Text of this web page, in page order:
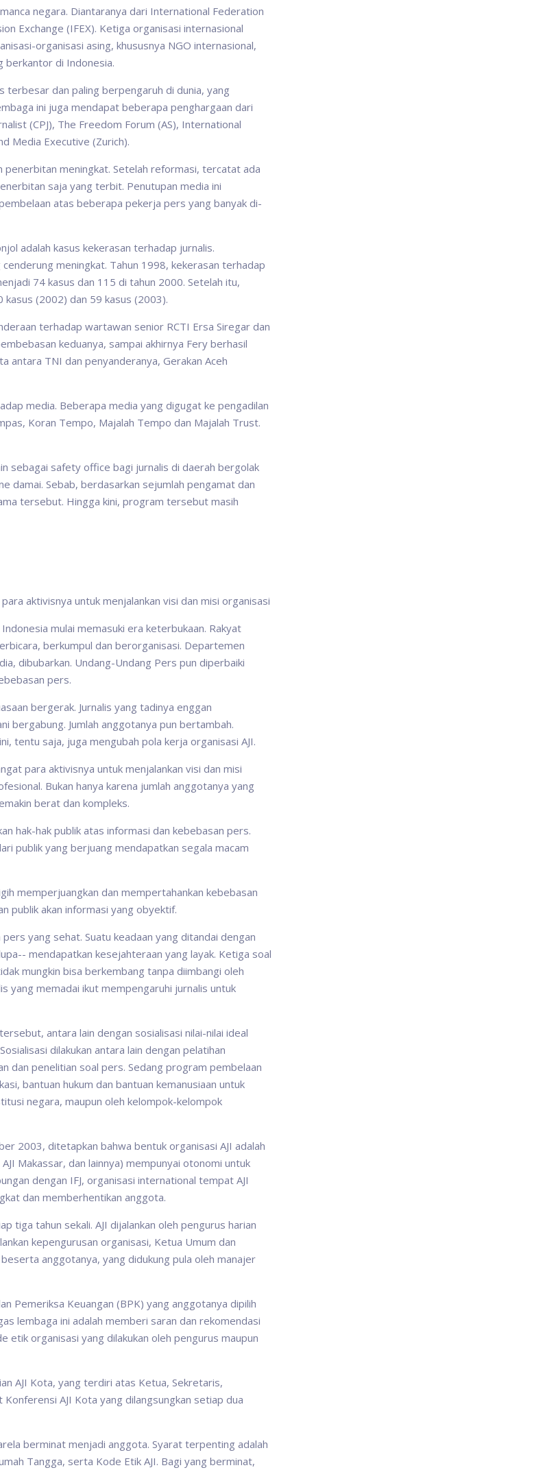
negara. Diantaranya dari International Federation
Exchange (IFEX). Ketiga organisasi internasional
organisasi asing, khususnya NGO internasional,
berkantor di Indonesia.
terbesar dan paling berpengaruh di dunia, yang
ini juga mendapat beberapa penghargaan dari
(CPJ), The Freedom Forum (AS), International
Media Executive (Zurich).
penerbitan meningkat. Setelah reformasi, tercatat ada
saja yang terbit. Penutupan media ini
atas beberapa pekerja pers yang banyak di-
adalah kasus kekerasan terhadap jurnalis.
meningkat. Tahun 1998, kekerasan terhadap
74 kasus dan 115 di tahun 2000. Setelah itu,
(2002) dan 59 kasus (2003).
terhadap wartawan senior RCTI Ersa Siregar dan
keduanya, sampai akhirnya Fery berhasil
antara TNI dan penyanderanya, Gerakan Aceh
media. Beberapa media yang digugat ke pengadilan
Koran Tempo, Majalah Tempo dan Majalah Trust.
sebagai safety office bagi jurnalis di daerah bergolak
damai. Sebab, berdasarkan sejumlah pengamat dan
tersebut. Hingga kini, program tersebut masih
aktivisnya untuk menjalankan visi dan misi organisasi
mulai memasuki era keterbukaan. Rakyat
berkumpul dan berorganisasi. Departemen
dibubarkan. Undang-Undang Pers pun diperbaiki
pers.
bergerak. Jurnalis yang tadinya enggan
bergabung. Jumlah anggotanya pun bertambah.
tentu saja, juga mengubah pola kerja organisasi AJI.
para aktivisnya untuk menjalankan visi dan misi
Bukan hanya karena jumlah anggotanya yang
berat dan kompleks.
hak-hak publik atas informasi dan kebebasan pers.
publik yang berjuang mendapatkan segala macam
memperjuangkan dan mempertahankan kebebasan
publik akan informasi yang obyektif.
yang sehat. Suatu keadaan yang ditandai dengan
mendapatkan kesejahteraan yang layak. Ketiga soal
mungkin bisa berkembang tanpa diimbangi oleh
yang memadai ikut mempengaruhi jurnalis untuk
antara lain dengan sosialisasi nilai-nilai ideal
dilakukan antara lain dengan pelatihan
dan penelitian soal pers. Sedang program pembelaan
bantuan hukum dan bantuan kemanusiaan untuk
negara, maupun oleh kelompok-kelompok
2003, ditetapkan bahwa bentuk organisasi AJI adalah
Makassar, dan lainnya) mempunyai otonomi untuk
dengan IFJ, organisasi international tempat AJI
dan memberhentikan anggota.
tiga tahun sekali. AJI dijalankan oleh pengurus harian
kepengurusan organisasi, Ketua Umum dan
anggotanya, yang didukung pula oleh manajer
Pemeriksa Keuangan (BPK) yang anggotanya dipilih
lembaga ini adalah memberi saran dan rekomendasi
etik organisasi yang dilakukan oleh pengurus maupun
AJI Kota, yang terdiri atas Ketua, Sekretaris,
AJI Kota yang dilangsungkan setiap dua
berminat menjadi anggota. Syarat terpenting adalah
Tangga, serta Kode Etik AJI. Bagi yang berminat,